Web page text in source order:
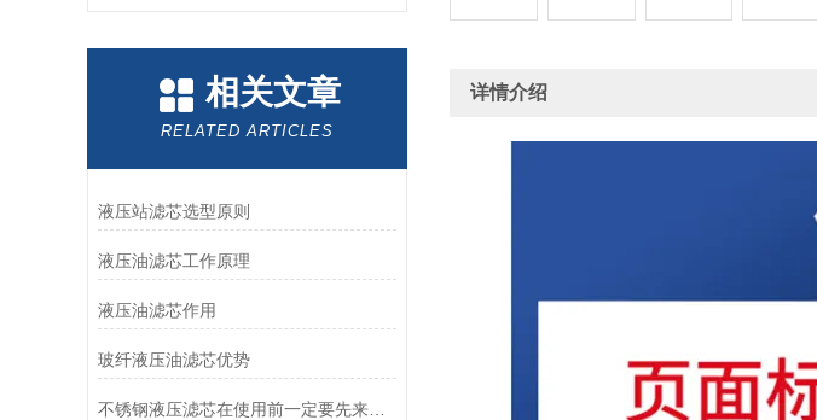
相关文章
RELATED ARTICLES
液压站滤芯选型原则
液压油滤芯工作原理
液压油滤芯作用
玻纤液压油滤芯优势
不锈钢液压滤芯在使用前一定要先来了解下这些
详情介绍